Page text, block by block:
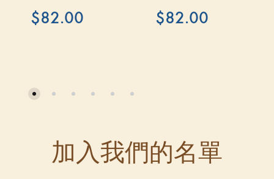
$82.00 $82.00
加入我們的名單